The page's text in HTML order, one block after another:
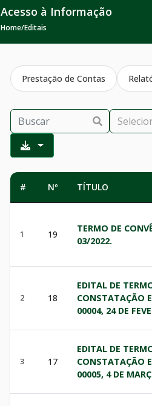
Acesso à Informação
Home/Editais
Prestação de Contas
# Nº TÍTULO
1 19
TERMO DE
03/2022.
2 18
EDITAL DE
CONSTATAÇÃO
00004, 24 DE
3 17
EDITAL DE
CONSTATAÇÃO
00005, 4 DE